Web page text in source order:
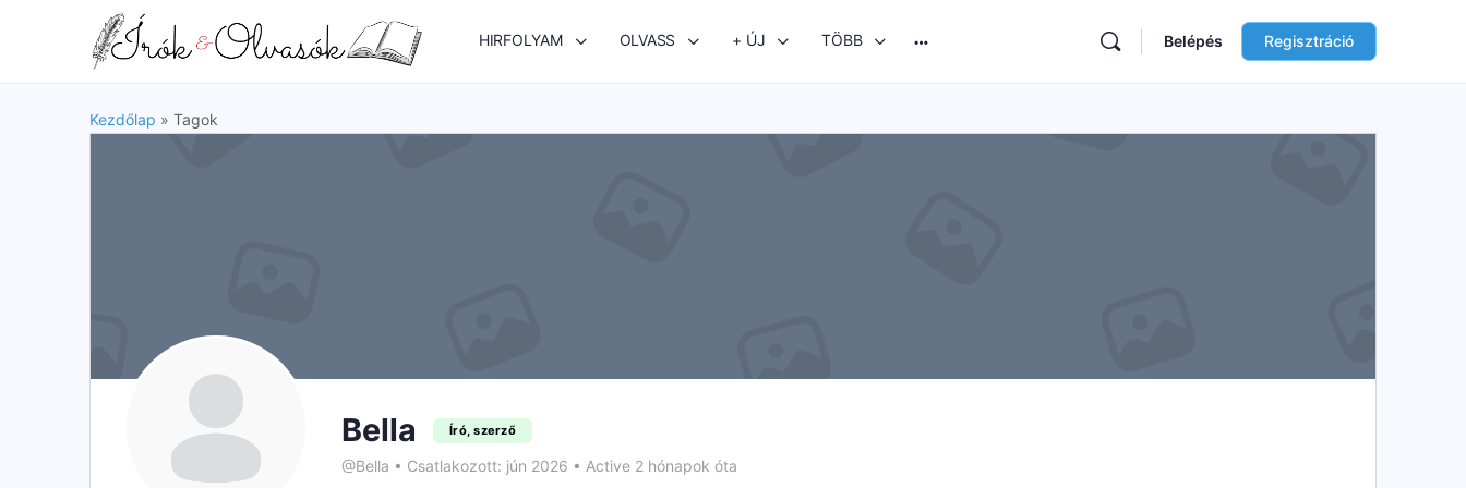
HIRFOLYAM OLVASS + ÚJ TÖBB Belépés Regisztráció
Kezdőlap » Tagok
Bella Író, szerző
@Bella • Csatlakozott: jún 2026 • Active 2 hónapok óta